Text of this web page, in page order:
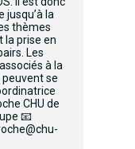
jusqu’à la
thèmes
la prise en
Les
à la
se
CHU de
📧